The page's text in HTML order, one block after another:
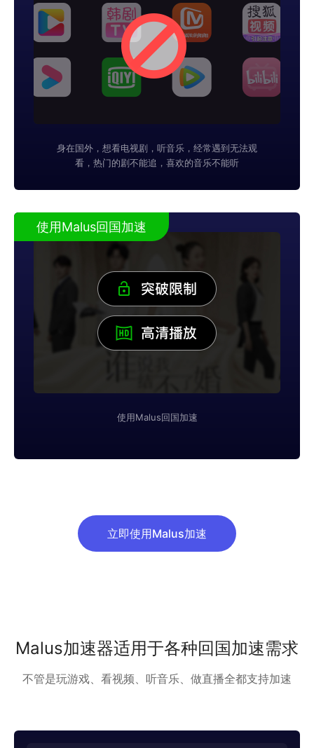
身在国外，想看电视剧，听音乐，经常遇到无法观
看，热门的剧不能追，喜欢的音乐不能听
使用Malus回国加速
使用Malus回国加速
立即使用Malus加速
Malus加速器适用于各种回国加速需求
不管是玩游戏、看视频、听音乐、做直播全都支持加速